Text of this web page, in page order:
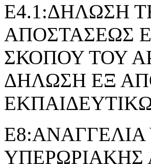
Ε4.1:ΔΗΛΩΣΗ
ΑΠΟΣΤΑΣΕΩΣ
ΣΚΟΠΟΥ ΤΟΥ
ΔΗΛΩΣΗ ΕΞ
ΥΠΕΡΩΡΙΑΚΗΣ